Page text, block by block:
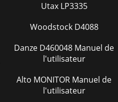
Utax LP3335
Woodstock D4088
Danze D460048 Manuel de
l'utilisateur
Alto MONITOR Manuel de
l'utilisateur